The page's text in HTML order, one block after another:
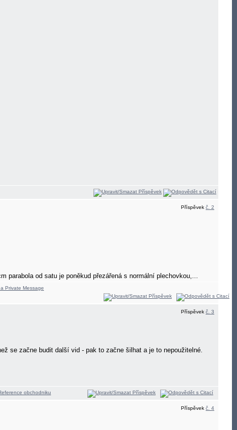
Příspěvek č. 2
parabola od satu je poněkud přezářená s normální plechovkou,...
Příspěvek č. 3
se začne budit další vid - pak to začne šilhat a je to nepoužitelné.
Příspěvek č. 4